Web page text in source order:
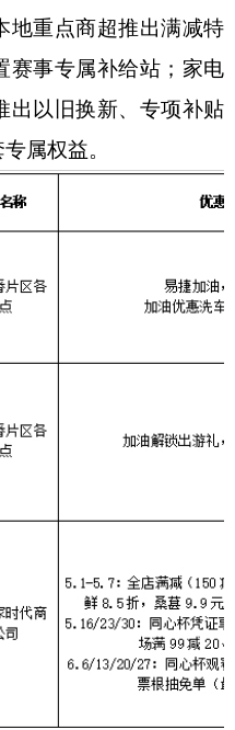
地重点商超推出满减特
赛事专属补给站；家电
出以旧换新、专项补贴
属权益。